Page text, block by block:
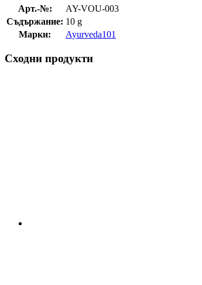
Арт.-№:
AY-VOU-003
Съдържание: 10 g
Марки:
Ayurveda101
Сходни продукти